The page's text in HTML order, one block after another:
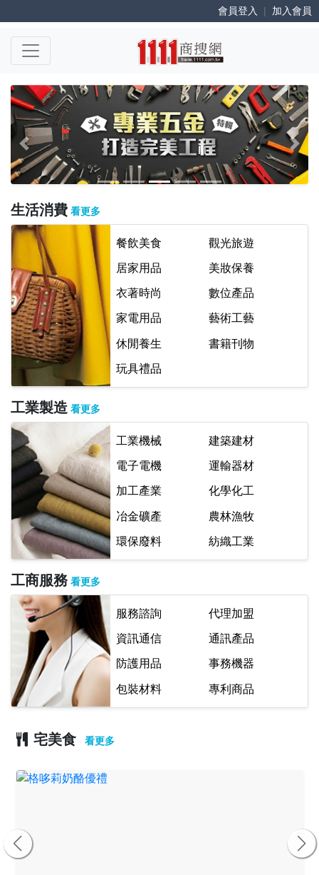
會員登入 | 加入會員
Previous Next
生活消費 看更多
餐飲美食 觀光旅遊
居家用品 美妝保養
衣著時尚 數位產品
家電用品 藝術工藝
休閒養生 書籍刊物
玩具禮品
工業製造 看更多
工業機械 建築建材
電子電機 運輸器材
加工產業 化學化工
冶金礦產 農林漁牧
環保廢料 紡織工業
工商服務 看更多
服務諮詢 代理加盟
資訊通信 通訊產品
防護用品 事務機器
包裝材料 專利商品
宅美食 看更多